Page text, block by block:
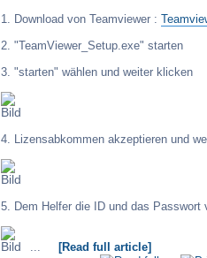
ups. voll
nachträglich
Wicked
07.01.2025, 07:58
Marcel
ich wünsche
Wicked
1. Download von Teamviewer :
2. "TeamViewer_Setup.exe" starten
3. "starten" wählen und weiter klicken
4. Lizensabkommen akzeptieren und
5. Dem Helfer die ID und das
[Read full article]